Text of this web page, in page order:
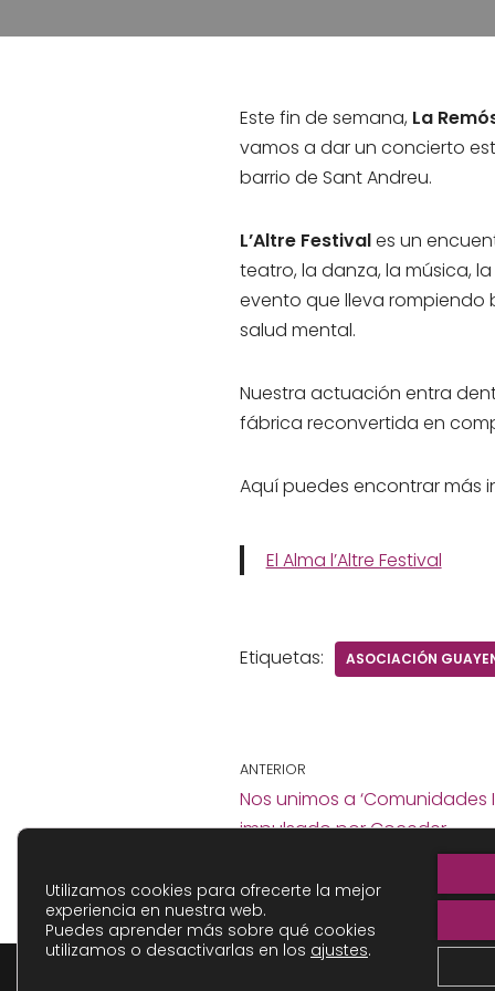
Este fin de semana, La
vamos a dar un concierto
barrio de Sant Andreu.
L’Altre Festivales un
teatro, la danza, la música,
evento que lleva
salud mental.
Nuestra actuación entra
fábrica reconvertida en
Aquí puedes encontrar más
El Alma l’Altre Festival
Etiquetas: ASOCIACIÓN
ANTERIOR
Nos unimos a ‘Comunidades
impulsado por Coceder
Utilizamos cookies para ofrecerte la mejor
experiencia en nuestra web.
Puedes aprender más sobre qué cookies
utilizamos o desactivarlas en los ajustes.